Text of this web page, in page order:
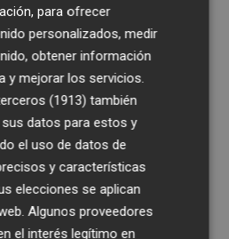
para ofrecer
personalizados, medir
obtener información
y mejorar los servicios.
(1913) también
datos para estos y
el uso de datos de
y características
elecciones se aplican
Algunos proveedores
el interés legítimo en